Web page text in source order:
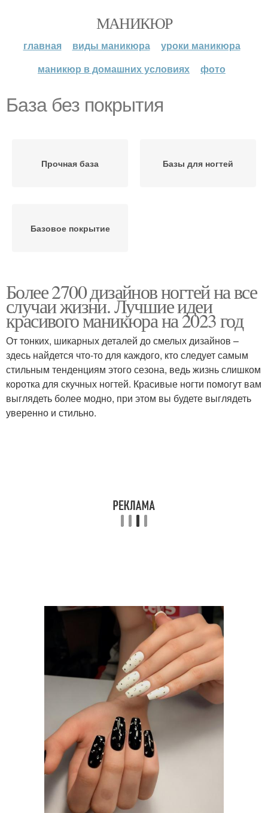
МАНИКЮР
главная виды маникюра
уроки маникюра
маникюр в домашних условиях
фото
База без покрытия
Прочная база Базы для ногтей
Базовое покрытие
Более 2700 дизайнов ногтей на все
случаи жизни. Лучшие идеи
красивого маникюра на 2023 год
От тонких, шикарных деталей до смелых дизайнов –
здесь найдется что-то для каждого, кто следует самым
стильным тенденциям этого сезона, ведь жизнь слишком
коротка для скучных ногтей. Красивые ногти помогут вам
выглядеть более модно, при этом вы будете выглядеть
уверенно и стильно.